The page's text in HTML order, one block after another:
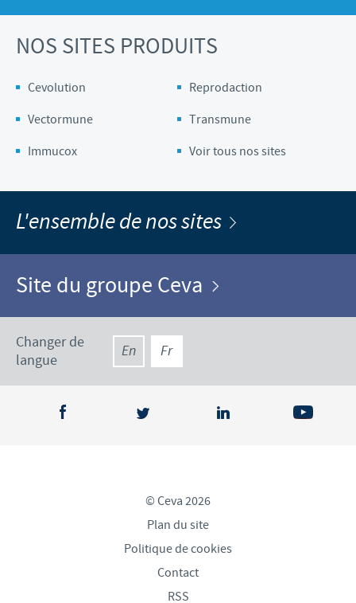
NOS SITES PRODUITS
Cevolution
Reprodaction
Vectormune
Transmune
Immucox
Voir tous nos sites
L'ensemble de nos sites
Site du groupe Ceva
Changer de
langue
En Fr
© Ceva 2026
Plan du site
Politique de cookies
Contact
RSS